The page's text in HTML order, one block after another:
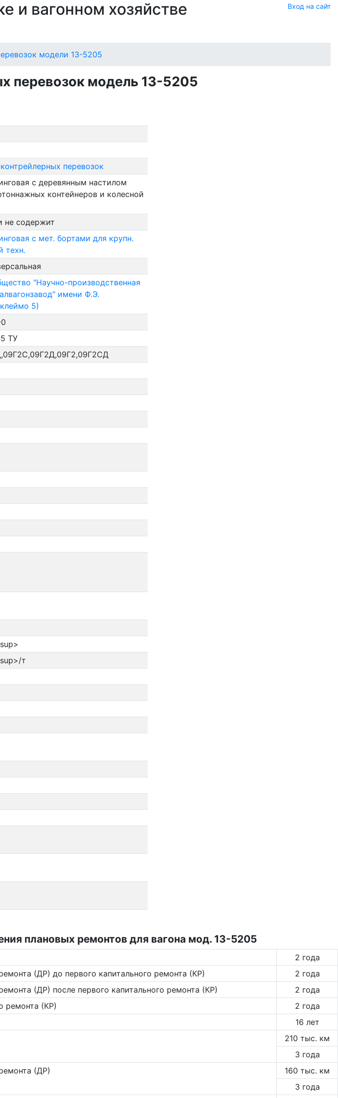
и вагонном хозяйстве Вход на сайт
модели 13-5205
перевозок модель 13-5205
перевозок
с деревянным настилом
контейнеров и колесной
не содержит
с мет. бортами для крупн.
техн.
"Научно-производственная
имени Ф.Э.
5)
ТУ
т
плановых ремонтов для вагона мод. 13-5205
2 года
(ДР) до первого капитального ремонта (КР)
2 года
(ДР) после первого капитального ремонта (КР)
2 года
ремонта (КР)
2 года
16 лет
210 тыс. км
3 года
(ДР)
160 тыс. км
3 года